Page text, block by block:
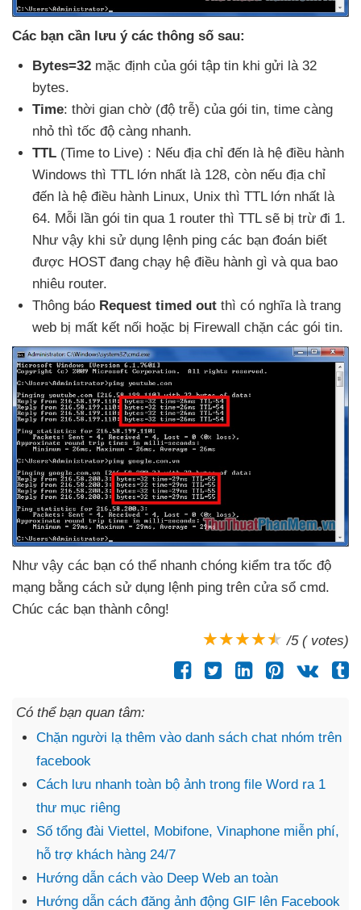
Các bạn cần lưu ý các thông số sau:
Bytes=32 mặc định của gói tập tin khi gửi là 32
bytes.
Time: thời gian chờ (độ trễ) của gói tin, time càng
nhỏ thì tốc độ càng nhanh.
TTL (Time to Live) : Nếu địa chỉ đến là hệ điều hành
Windows thì TTL lớn nhất là 128, còn nếu địa chỉ
đến là hệ điều hành Linux, Unix thì TTL lớn nhất là
64. Mỗi lần gói tin qua 1 router thì TTL sẽ bị trừ đi 1.
Như vậy khi sử dụng lệnh ping các bạn đoán biết
được HOST đang chạy hệ điều hành gì và qua bao
nhiêu router.
Thông báo Request timed out thì có nghĩa là trang
web bị mất kết nối hoặc bị Firewall chặn các gói tin.
Như vậy các bạn có thể nhanh chóng kiểm tra tốc độ
mạng bằng cách sử dụng lệnh ping trên cửa sổ cmd.
Chúc các bạn thành công!
/5 ( votes)
Có thể bạn quan tâm:
Chặn người lạ thêm vào danh sách chat nhóm trên
facebook
Cách lưu nhanh toàn bộ ảnh trong file Word ra 1
thư mục riêng
Số tổng đài Viettel, Mobifone, Vinaphone miễn phí,
hỗ trợ khách hàng 24/7
Hướng dẫn cách vào Deep Web an toàn
Hướng dẫn cách đăng ảnh động GIF lên Facebook